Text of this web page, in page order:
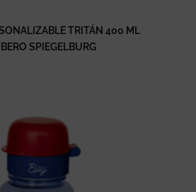
TRITÁN 400 ML
SPIEGELBURG